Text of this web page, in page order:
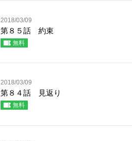
2018/03/09
第８５話 約束
無料
2018/03/09
第８４話 見返り
無料